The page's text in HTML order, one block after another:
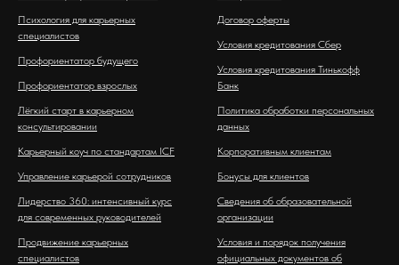
Психология для карьерных
специалистов
Профориентатор будущего
Профориентатор взрослых
Лёгкий старт в карьерном
консультировании
Карьерный коуч по стандартам ICF
Управление карьерой сотрудников
Лидерство 360: интенсивный курс
для современных руководителей
Продвижение карьерных
специалистов
Договор оферты
Условия кредитования Сбер
Условия кредитования Тинькофф
Банк
Политика обработки персональных
данных
Корпоративным клиентам
Бонусы для клиентов
Сведения об образовательной
организации
Условия и порядок получения
официальных документов об